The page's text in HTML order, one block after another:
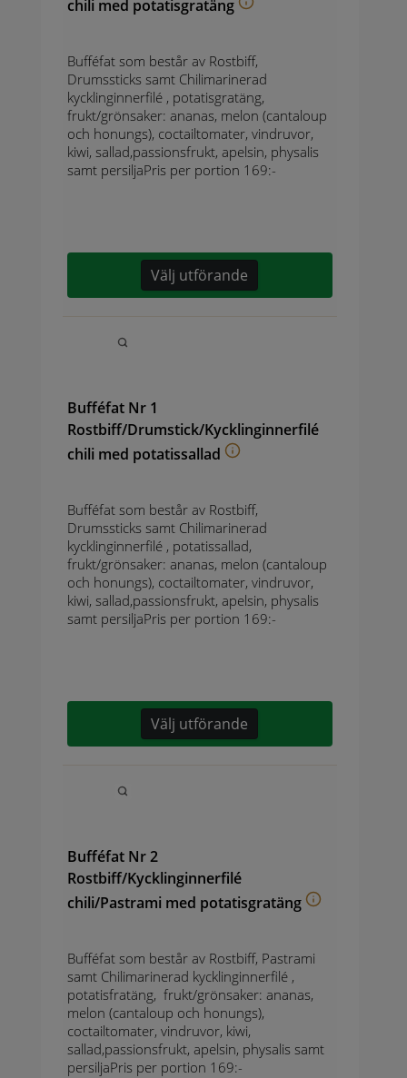
chili med potatisgratäng
Bufféfat som består av Rostbiff,
Drumssticks samt Chilimarinerad
kycklinginnerfilé , potatisgratäng,
frukt/grönsaker: ananas, melon (cantaloup
och honungs), coctailtomater, vindruvor,
kiwi, sallad,passionsfrukt, apelsin, physalis
samt persiljaPris per portion 169:-
Välj utförande
Bufféfat Nr 1
Rostbiff/Drumstick/Kycklinginnerfilé
chili med potatissallad
Bufféfat som består av Rostbiff,
Drumssticks samt Chilimarinerad
kycklinginnerfilé , potatissallad,
frukt/grönsaker: ananas, melon (cantaloup
och honungs), coctailtomater, vindruvor,
kiwi, sallad,passionsfrukt, apelsin, physalis
samt persiljaPris per portion 169:-
Välj utförande
Bufféfat Nr 2
Rostbiff/Kycklinginnerfilé
chili/Pastrami med potatisgratäng
Bufféfat som består av Rostbiff, Pastrami
samt Chilimarinerad kycklinginnerfilé ,
potatisfratäng, frukt/grönsaker: ananas,
melon (cantaloup och honungs),
coctailtomater, vindruvor, kiwi,
sallad,passionsfrukt, apelsin, physalis samt
persiljaPris per portion 169:-